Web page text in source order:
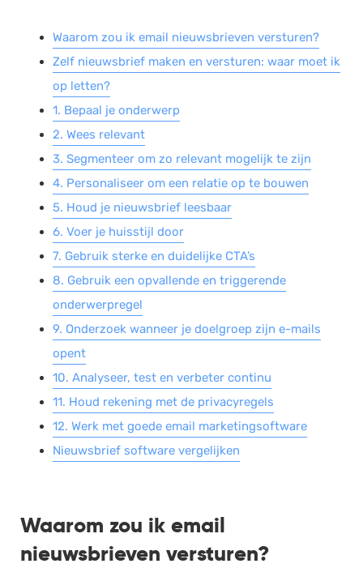
Website
Marketing automation
Support
VoIP
Chat
Helpdesk
Waarom zou ik email nieuwsbrieven versturen?
Zelf nieuwsbrief maken en versturen: waar moet ik
op letten?
1. Bepaal je onderwerp
2. Wees relevant
3. Segmenteer om zo relevant mogelijk te zijn
4. Personaliseer om een relatie op te bouwen
5. Houd je nieuwsbrief leesbaar
6. Voer je huisstijl door
7. Gebruik sterke en duidelijke CTA’s
8. Gebruik een opvallende en triggerende
onderwerpregel
9. Onderzoek wanneer je doelgroep zijn e-mails
opent
10. Analyseer, test en verbeter continu
11. Houd rekening met de privacyregels
12. Werk met goede email marketingsoftware
Nieuwsbrief software vergelijken
Waarom zou ik email
nieuwsbrieven versturen?